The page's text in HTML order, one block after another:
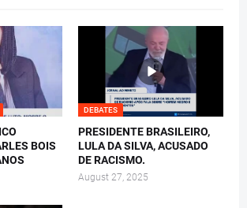
BOIS
DEBATES
PRESIDENTE BRASILEIRO,
LULA DA SILVA, ACUSADO
DE RACISMO.
August 27, 2025